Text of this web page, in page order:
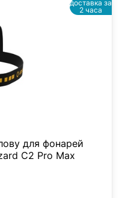
для фонарей
C2 Pro Max
доставка за
2 часа